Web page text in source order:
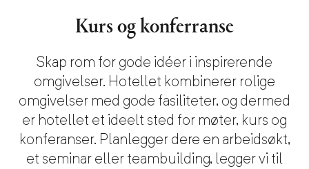
Kurs og konferranse
Skap rom for gode idéer i inspirerende
omgivelser. Hotellet kombinerer rolige
omgivelser med gode fasiliteter, og dermed
er hotellet et ideelt sted for møter, kurs og
konferanser. Planlegger dere en arbeidsøkt,
et seminar eller teambuilding, legger vi til